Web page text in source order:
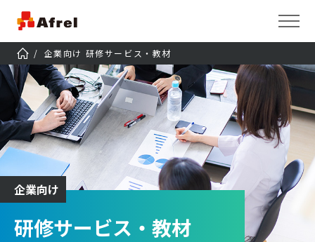
企業向け 研修サービス・教材
企業向け
研修サービス・教材